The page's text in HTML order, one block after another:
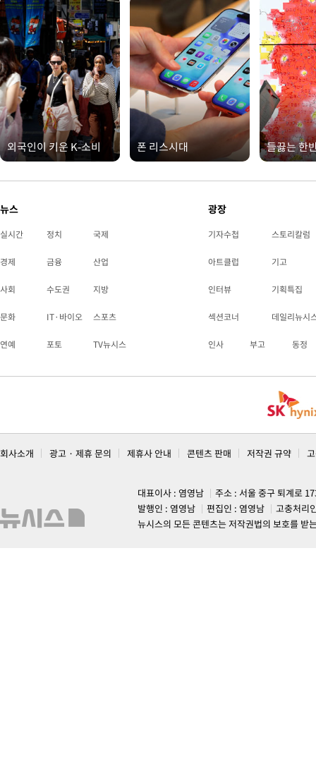
외국인이 키운 K-소비 폰 리스시대 들끓는 한
뉴스
실시간 정치 국제
경제 금융 산업
사회 수도권 지방
문화 IT·바이오 스포츠
연예 포토 TV뉴시스
광장
기자수첩 스토리칼럼
아트클럽 기고
인터뷰 기획특집
섹션코너 데일리뉴시
인사 부고 동정
회사소개 광고 · 제휴 문의 제휴사 안내 콘텐츠 판매 저작권 규약
대표이사 : 염영남
주소 : 서울 중구 퇴계로
발행인 : 염영남
편집인 : 염영남
고충처리
뉴시스의 모든 콘텐츠는 저작권법의 보호를